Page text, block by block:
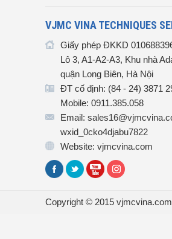
VJMC VINA TECHNIQUES
Giấy phép ĐKKD
Lô 3, A1-A2-A3, Khu nhà
quận Long Biên, Hà Nội
ĐT cố định: (84 - 24) 3871
Mobile: 0911.385.058
Email:
wxid_0cko4djabu7822
Website: vjmcvina.com
Copyright © 2015